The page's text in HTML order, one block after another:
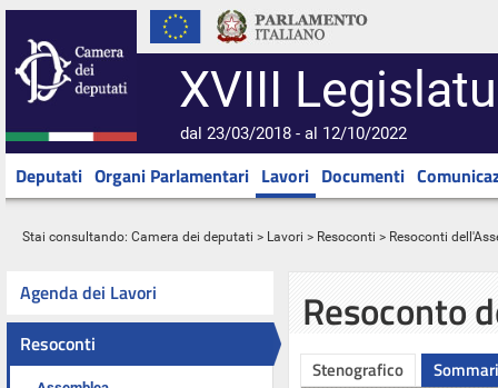
XVIII
dal 23/03/2018 - al 12/10/2022
Deputati Organi Parlamentari Lavori Documenti
Stai consultando: Camera dei deputati > Lavori > Resoconti > Resoconti
Agenda dei Lavori
Resoconti
Resoconto
Stenografico